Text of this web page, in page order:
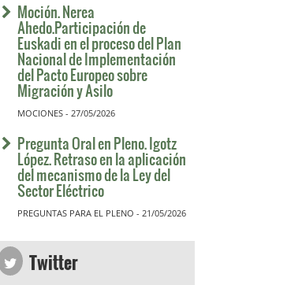
Moción. Nerea
Ahedo.Participación de
Euskadi en el proceso del Plan
Nacional de Implementación
del Pacto Europeo sobre
Migración y Asilo
MOCIONES - 27/05/2026
Pregunta Oral en Pleno. Igotz
López. Retraso en la aplicación
del mecanismo de la Ley del
Sector Eléctrico
PREGUNTAS PARA EL PLENO - 21/05/2026
Twitter